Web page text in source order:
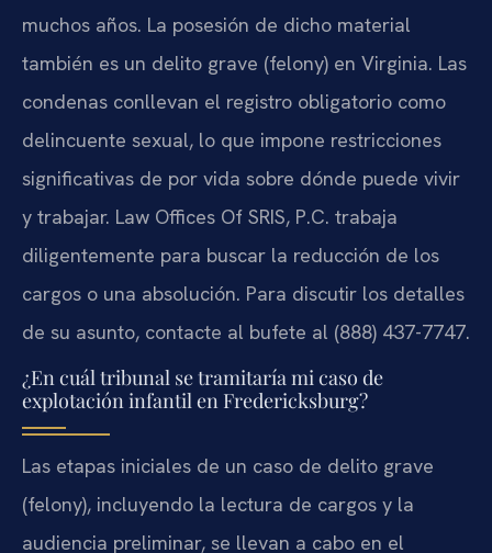
muchos años. La posesión de dicho material
también es un delito grave (felony) en Virginia. Las
condenas conllevan el registro obligatorio como
delincuente sexual, lo que impone restricciones
significativas de por vida sobre dónde puede vivir
y trabajar. Law Offices Of SRIS, P.C. trabaja
diligentemente para buscar la reducción de los
cargos o una absolución. Para discutir los detalles
de su asunto, contacte al bufete al (888) 437-7747.
¿En cuál tribunal se tramitaría mi caso de
explotación infantil en Fredericksburg?
Las etapas iniciales de un caso de delito grave
(felony), incluyendo la lectura de cargos y la
audiencia preliminar, se llevan a cabo en el